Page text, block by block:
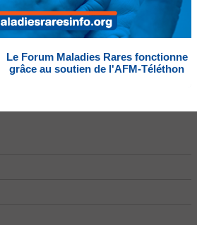
Le Forum Maladies Rares fonctionne
grâce au soutien de l'AFM-Téléthon